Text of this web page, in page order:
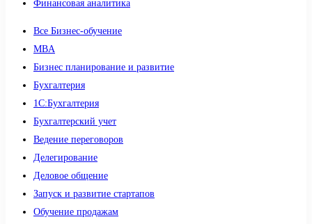
Финансовая аналитика
Все Бизнес-обучение
MBA
Бизнес планирование и развитие
Бухгалтерия
1C:Бухгалтерия
Бухгалтерский учет
Ведение переговоров
Делегирование
Деловое общение
Запуск и развитие стартапов
Обучение продажам